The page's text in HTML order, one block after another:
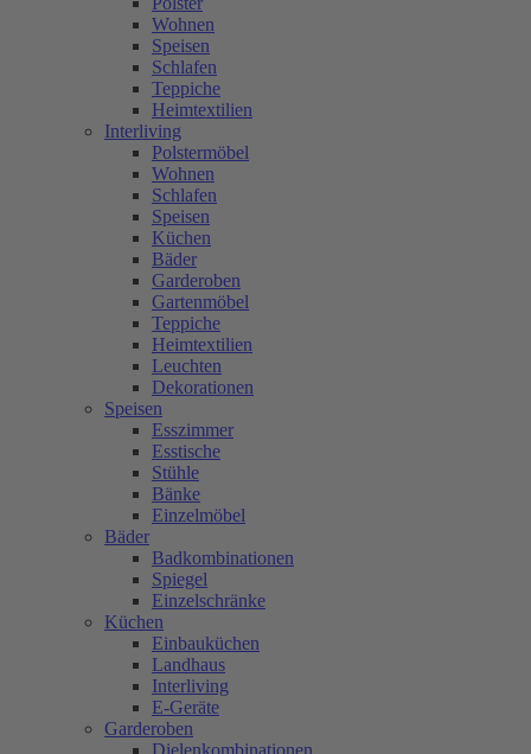
Wohnen
Speisen
Schlafen
Teppiche
Heimtextilien
Interliving
Polstermöbel
Wohnen
Schlafen
Speisen
Küchen
Bäder
Garderoben
Gartenmöbel
Teppiche
Heimtextilien
Leuchten
Dekorationen
Speisen
Esszimmer
Esstische
Stühle
Bänke
Einzelmöbel
Bäder
Badkombinationen
Spiegel
Einzelschränke
Küchen
Einbauküchen
Landhaus
Interliving
E-Geräte
Garderoben
Dielenkombinationen